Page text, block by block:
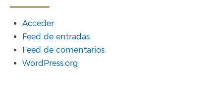
Acceder
Feed de entradas
Feed de comentarios
WordPress.org